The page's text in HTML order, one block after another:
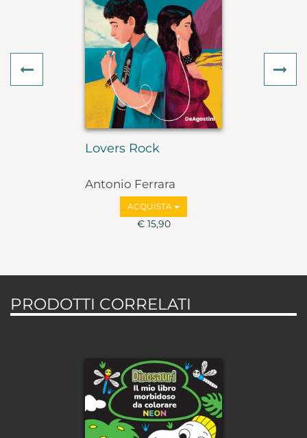
Lovers Rock
Antonio Ferrara
ACQUISTA
€ 15,90
Previous
PRODOTTI CORRELATI